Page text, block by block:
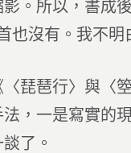
。所以，書成
也沒有。我不明
琵琶行〉與〈
，一是寫實的
了。